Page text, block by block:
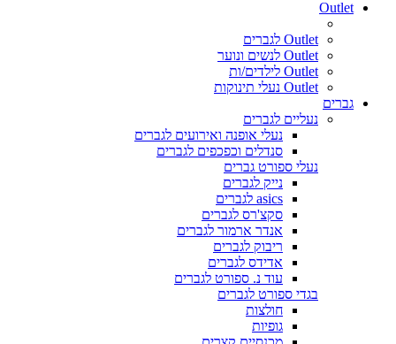
Outlet
Outlet לגברים
Outlet לנשים ונוער
Outlet לילדים/ות
Outlet נעלי תינוקות
גברים
נעליים לגברים
נעלי אופנה ואירועים לגברים
סנדלים וכפכפים לגברים
נעלי ספורט גברים
נייק לגברים
asics לגברים
סקצ'רס לגברים
אנדר ארמור לגברים
ריבוק לגברים
אדידס לגברים
עוד נ. ספורט לגברים
בגדי ספורט לגברים
חולצות
גופיות